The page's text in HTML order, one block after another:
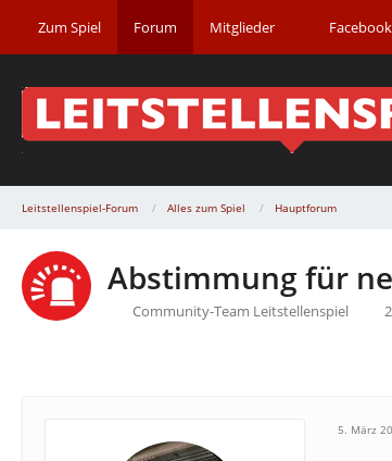
Zum Spiel Forum Mitglieder Facebook
Leitstellenspiel-Forum Alles zum Spiel Hauptforum
Abstimmung für
Community-Team Leitstellenspiel
5. März